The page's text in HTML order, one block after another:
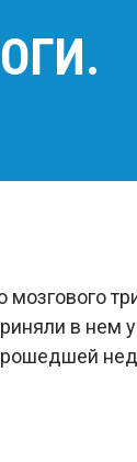
в нем